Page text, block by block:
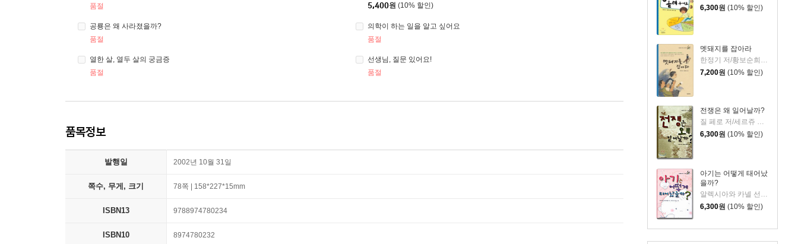
6,300원 (10% 할인)
멧돼지를 잡아라
7,200원 (10% 할인)
전쟁은 왜 일어날까?
6,300원 (10% 할인)
아기는 어떻게 태어났
을까?
알렉시아와 카넬 선생님 지도/마리안느와 리즈 그림
6,300원 (10% 할인)
품절
5,400원 (10% 할인)
공룡은 왜 사라졌을까?
품절
의학이 하는 일을 알고 싶어요
품절
열한 살, 열두 살의 궁금증
품절
선생님, 질문 있어요!
품절
품목정보
발행일 2002년 10월 31일
쪽수, 무게, 크기 78쪽 | 158*227*15mm
ISBN13 9788974780234
ISBN10 8974780232